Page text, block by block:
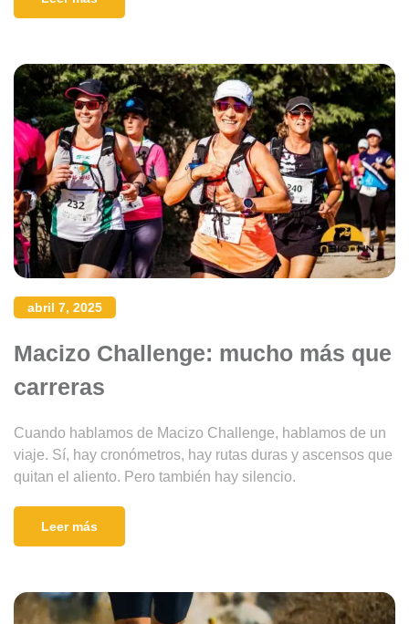
abril 7, 2025
Macizo Challenge: mucho más que
carreras
Cuando hablamos de Macizo Challenge, hablamos de un
viaje. Sí, hay cronómetros, hay rutas duras y ascensos que
quitan el aliento. Pero también hay silencio.
Leer más